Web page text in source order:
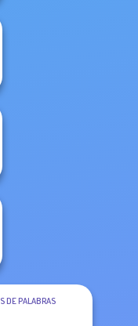
DE PALABRAS